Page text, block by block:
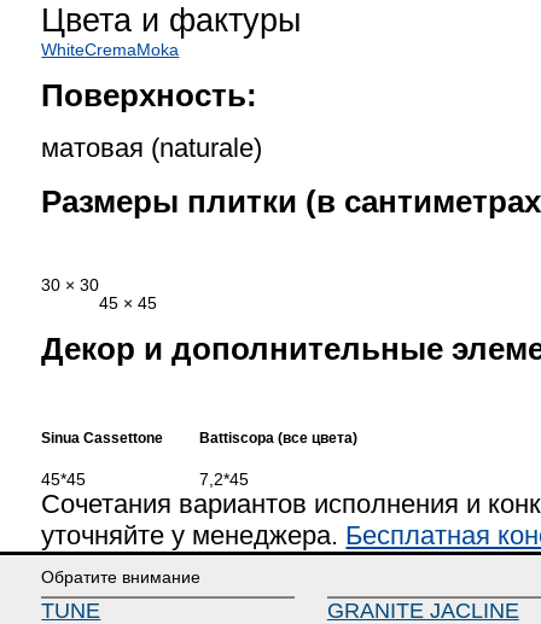
Цвета и фактуры
WhiteCremaMoka
Поверхность:
матовая (naturale)
Размеры плитки (в
30 × 30
45 × 45
Декор и дополнительные
Sinua Cassettone
45*45
Battiscopa (все цвета)
7,2*45
Сочетания вариантов исполнения и
уточняйте у менеджера. Бесплатная
Обратите внимание
TUNE GRANITE JACLINE